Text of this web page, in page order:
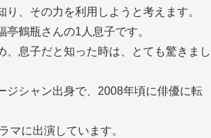
り、その力を利用しようと考えます。
鶴瓶さんの1人息子です。
、息子だと知った時は、とても驚きまし
ジシャン出身で、2008年頃に俳優に転
マに出演しています。